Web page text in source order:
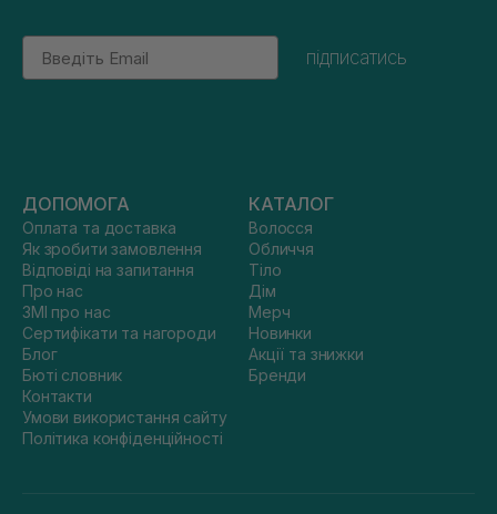
Email
підписатись
ДОПОМОГА
Оплата та доставка
Як зробити замовлення
Відповіді на запитання
Про нас
ЗМІ про нас
Сертифікати та нагороди
Блог
Бюті словник
Контакти
Умови використання сайту
Політика конфіденційності
КАТАЛОГ
Волосся
Обличчя
Тіло
Дім
Мерч
Новинки
Акції та знижки
Бренди